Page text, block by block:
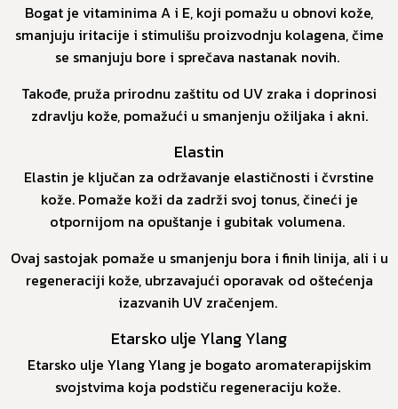
Bogat je vitaminima A i E, koji pomažu u obnovi kože,
smanjuju iritacije i stimulišu proizvodnju kolagena, čime
se smanjuju bore i sprečava nastanak novih.
Takođe, pruža prirodnu zaštitu od UV zraka i doprinosi
zdravlju kože, pomažući u smanjenju ožiljaka i akni.
Elastin
Elastin je ključan za održavanje elastičnosti i čvrstine
kože. Pomaže koži da zadrži svoj tonus, čineći je
otpornijom na opuštanje i gubitak volumena.
Ovaj sastojak pomaže u smanjenju bora i finih linija, ali i u
regeneraciji kože, ubrzavajući oporavak od oštećenja
izazvanih UV zračenjem.
Etarsko ulje Ylang Ylang
Etarsko ulje Ylang Ylang je bogato aromaterapijskim
svojstvima koja podstiču regeneraciju kože.